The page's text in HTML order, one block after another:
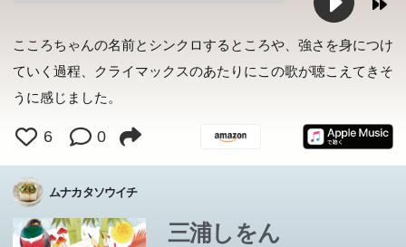
こころちゃんの名前とシンクロするところや、強さを身につけ
ていく過程、クライマックスのあたりにこの歌が聴こえてきそ
うに感じました。
6 0
ムナカタソウイチ
三浦しをん